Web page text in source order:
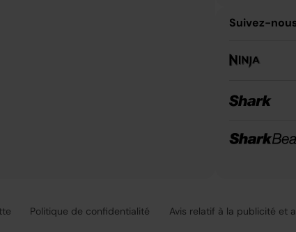
Suivez-
Politique de confidentialité Avis relatif à la publicité et